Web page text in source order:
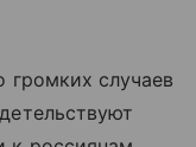
громких случаев